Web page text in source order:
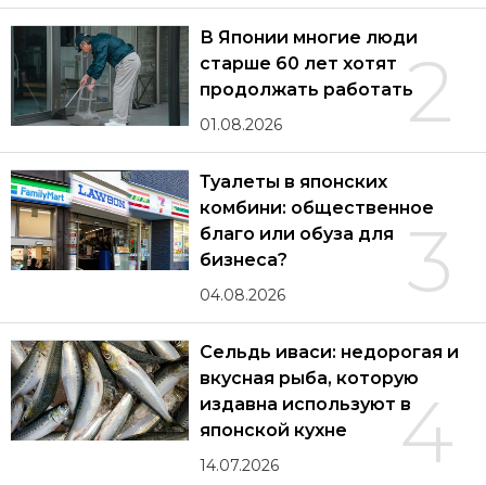
2
В Японии многие люди
старше 60 лет хотят
продолжать работать
01.08.2026
3
Туалеты в японских
комбини: общественное
благо или обуза для
бизнеса?
04.08.2026
4
Сельдь иваси: недорогая и
вкусная рыба, которую
издавна используют в
японской кухне
14.07.2026